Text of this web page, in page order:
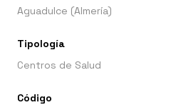
Aguadulce (Almería)
Tipología
Centros de Salud
Código